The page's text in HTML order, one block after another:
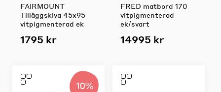
FAIRMOUNT
Tilläggskiva 45x95
vitpigmenterad ek
1795 kr
FRED matbord 170
vitpigmenterad
ek/svart
14995 kr
10%